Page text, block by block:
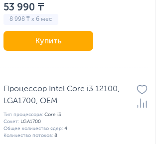
53 990 ₸
8 998 ₸ x 6 мес
Купить
Процессор Intel Core i3 12100,
LGA1700, OEM
Тип процессора: Core i3
Сокет:
LGA1700
Общее количество ядер: 4
Количество потоков: 8